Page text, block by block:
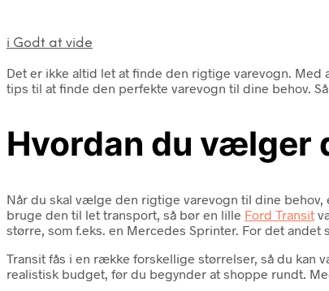
i Godt at vide
Det er ikke altid let at finde den rigtige varevogn.
tips til at finde den perfekte varevogn til dine behov.
Hvordan du vælger
Når du skal vælge den rigtige varevogn til dine behov,
bruge den til let transport, så bør en lille Ford Transit
større, som f.eks. en Mercedes Sprinter. For det
Transit fås i en række forskellige størrelser, så du
realistisk budget, før du begynder at shoppe rundt.